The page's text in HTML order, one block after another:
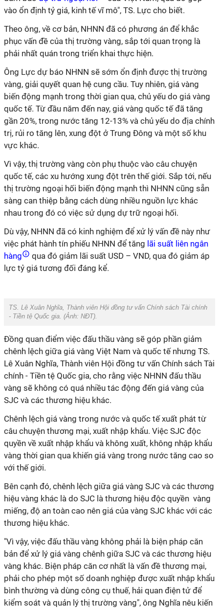
vào ổn định tỷ giá, kinh tế vĩ mô", TS. Lực cho biết.
Theo ông, về cơ bản, NHNN đã có phương án để khắc
phục vấn đề của thị trường vàng, sắp tới quan trọng là
phải nhất quán trong triển khai thực hiện.
Ông Lực dự báo NHNN sẽ sớm ổn định được thị trường
vàng, giải quyết quan hệ cung cầu. Tuy nhiên, giá vàng
biến động mạnh trong thời gian qua, chủ yếu do giá vàng
quốc tế. Từ đầu năm đến nay, giá vàng quốc tế đã tăng
gần 20%, trong nước tăng 12-13% và chủ yếu do địa chính
trị, rủi ro tăng lên, xung đột ở Trung Đông và một số khu
vực khác.
Vì vậy, thị trường vàng còn phụ thuộc vào câu chuyện
quốc tế, các xu hướng xung đột trên thế giới. Sắp tới, nếu
thị trường ngoại hối biến động mạnh thì NHNN cũng sẵn
sàng can thiệp bằng cách dùng nhiều nguồn lực khác
nhau trong đó có việc sử dụng dự trữ ngoại hối.
Dù vậy, NHNN đã có kinh nghiệm để xử lý vấn đề này như
việc phát hành tín phiếu NHNN để tăng lãi suất liên ngân
hàng
qua đó giảm lãi suất USD – VND, qua đó giảm áp
lực tỷ giá tương đối đáng kể.
TS. Lê Xuân Nghĩa, Thành viên Hội đồng tư vấn Chính sách Tài chính
- Tiền tệ Quốc gia. (Ảnh: NĐT).
Đồng quan điểm việc đấu thầu vàng sẽ góp phần giảm
chênh lệch giữa giá vàng Việt Nam và quốc tế nhưng TS.
Lê Xuân Nghĩa, Thành viên Hội đồng tư vấn Chính sách Tài
chính - Tiền tệ Quốc gia, cho rằng việc NHNN đấu thầu
vàng sẽ không có quá nhiều tác động đến giá vàng của
SJC và các thương hiệu khác.
Chênh lệch giá vàng trong nước và quốc tế xuất phát từ
câu chuyện thương mại, xuất nhập khẩu. Việc SJC độc
quyền về xuất nhập khẩu và không xuất, không nhập khẩu
vàng thời gian qua khiến giá vàng trong nước tăng cao so
với thế giới.
Bên cạnh đó, chênh lệch giữa giá vàng SJC và các thương
hiệu vàng khác là do SJC là thương hiệu độc quyền vàng
miếng, độ an toàn cao nên giá của vàng SJC khác với các
thương hiệu khác.
"Vì vậy, việc đấu thầu vàng không phải là biện pháp căn
bản để xử lý giá vàng chênh giữa SJC và các thương hiệu
vàng khác. Biện pháp căn cơ nhất là vấn đề thương mại,
phải cho phép một số doanh nghiệp được xuất nhập khẩu
bình thường và dùng công cụ thuế, hải quan điện tử để
kiểm soát và quản lý thị trường vàng", ông Nghĩa nêu kiến